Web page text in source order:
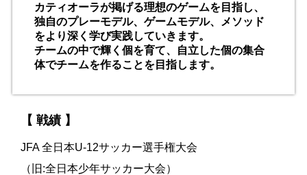
カティオーラが掲げる理想のゲームを目指し、
独自のプレーモデル、ゲームモデル、メソッド
をより深く学び実践していきます。
チームの中で輝く個を育て、自立した個の集合
体でチームを作ることを目指します。
【 戦績 】
JFA 全日本U-12サッカー選手権大会
（旧:全日本少年サッカー大会）